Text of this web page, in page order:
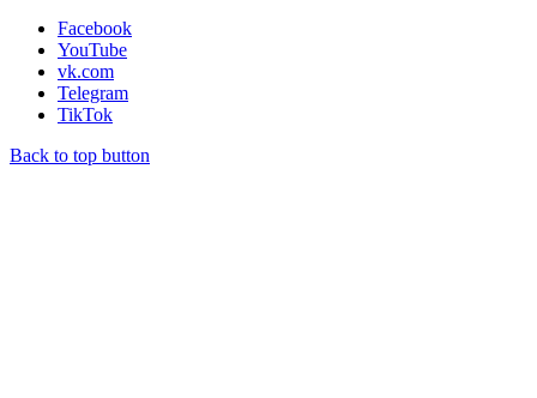
Facebook
YouTube
vk.com
Telegram
TikTok
Back to top button